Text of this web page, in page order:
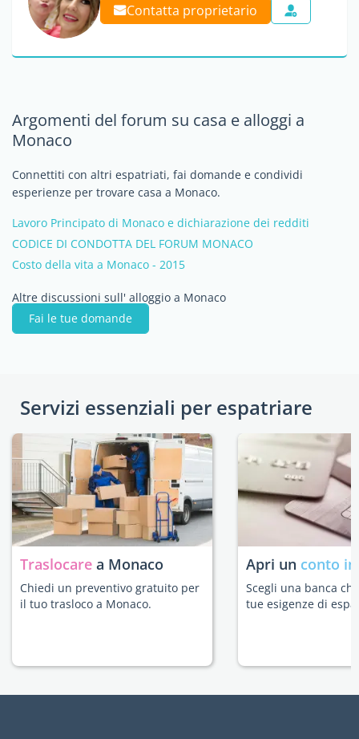
Contatta proprietario
Argomenti del forum su casa e alloggi a
Monaco
Connettiti con altri espatriati, fai domande e condividi
esperienze per trovare casa a Monaco.
Lavoro Principato di Monaco e dichiarazione dei redditi
CODICE DI CONDOTTA DEL FORUM MONACO
Costo della vita a Monaco - 2015
Altre discussioni sull' alloggio a Monaco
Fai le tue domande
Servizi essenziali per espatriare
Traslocare a Monaco
Chiedi un preventivo gratuito per
il tuo trasloco a Monaco.
Apri un conto
Scegli una banca
tue esigenze di